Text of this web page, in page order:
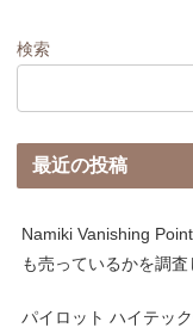
検索
最近の投稿
Namiki Vanishing
も売っているかを調査
パイロット ハイテッ